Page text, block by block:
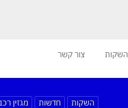
השקות צור קשר
השקות חדשות מגזין